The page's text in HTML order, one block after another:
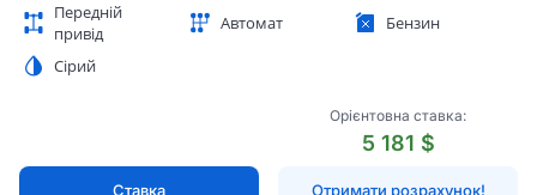
Передній
привід
Автомат
Бензин
Сірий
Орієнтовна ставка:
5 181 $
Ставка Отримати розрахунок!